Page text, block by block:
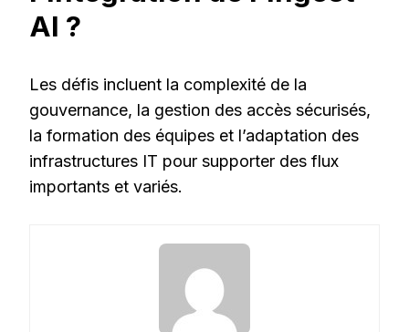
AI ?
Les défis incluent la complexité de la
gouvernance, la gestion des accès sécurisés,
la formation des équipes et l’adaptation des
infrastructures IT pour supporter des flux
importants et variés.